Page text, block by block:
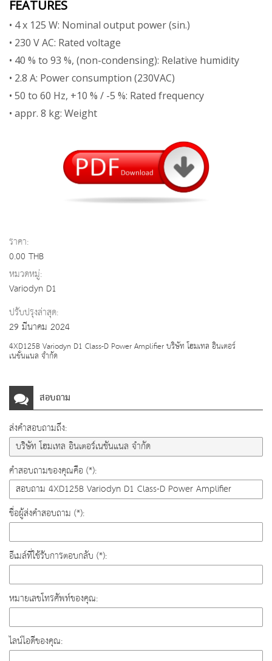
FEATURES
• 4 x 125 W: Nominal output power (sin.)
• 230 V AC: Rated voltage
• 40 % to 93 %, (non-condensing): Relative humidity
• 2.8 A: Power consumption (230VAC)
• 50 to 60 Hz, +10 % / -5 %: Rated frequency
• appr. 8 kg: Weight
ราคา:
0.00 THB
หมวดหมู่:
Variodyn D1
ปรับปรุงล่าสุด:
29 มีนาคม 2024
4XD125B Variodyn D1 Class-D Power Amplifier บริษัท โฮมเทล อินเตอร์
เนชั่นแนล จำกัด
สอบถาม
ส่งคำสอบถามถึง:
คำสอบถามของคุณคือ (*):
ชื่อผู้ส่งคำสอบถาม (*):
อีเมล์ที่ใช้รับการตอบกลับ (*):
หมายเลขโทรศัพท์ของคุณ:
ไลน์ไอดีของคุณ: